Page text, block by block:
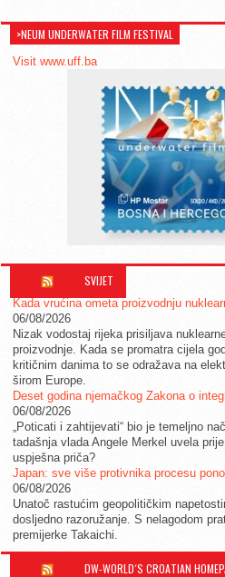
>NEUM UNDERWATER FILM FESTIVAL
Visit www.uff.ba
SVIJET
Kada vrućina ometa proizvodnju
06/08/2026
Nizak vodostaj rijeka prisiljava
proizvodnje. Kada se promatra cijela
kritičnim danima to se odražava na
širom Europe.
Deset godina njemačkog Zakona o
06/08/2026
„Poticati i zahtijevati“ bio je temeljno
tadašnja vlada Angele Merkel uvela
uspješna priča?
Japan: sve više protivnika procesu
06/08/2026
Unatoč rastućim geopolitičkim
dosljedno razoružanje. S nelagodom
premijerke Takaichi.
DW-WORLD´S CROATIAN